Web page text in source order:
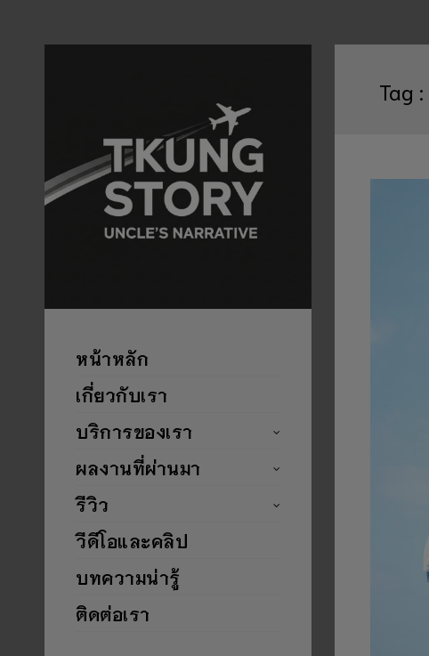
หน้าหลัก
เกี่ยวกับเรา
บริการของเรา
ผลงานที่ผ่านมา
รีวิว
วีดีโอและคลิป
บทความน่ารู้
ติดต่อเรา
Tag :